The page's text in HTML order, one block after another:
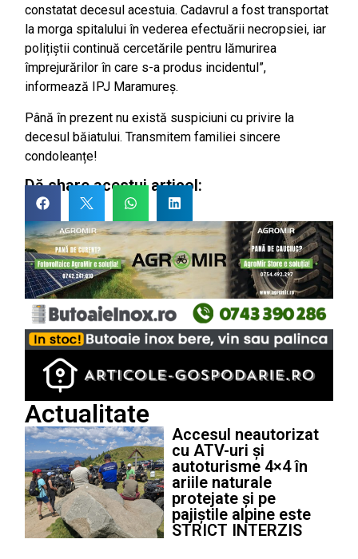
constatat decesul acestuia. Cadavrul a fost transportat
la morga spitalului în vederea efectuării necropsiei, iar
polițiștii continuă cercetările pentru lămurirea
împrejurărilor în care s-a produs incidentul”,
informează IPJ Maramureș.
Până în prezent nu există suspiciuni cu privire la
decesul băiatului. Transmitem familiei sincere
condoleanțe!
Dă share acestui articol:
Actualitate
Accesul neautorizat
cu ATV-uri și
autoturisme 4×4 în
ariile naturale
protejate și pe
pajiștile alpine este
STRICT INTERZIS